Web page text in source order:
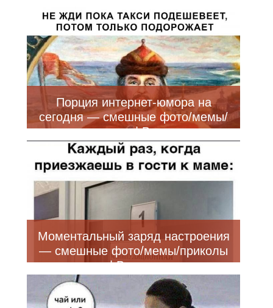
Порция интернет-юмора на
сегодня — смешные фото/мемы/
приколы | Bugaga
Моментальный заряд настроения
— смешные фото/мемы/приколы
| Bugaga